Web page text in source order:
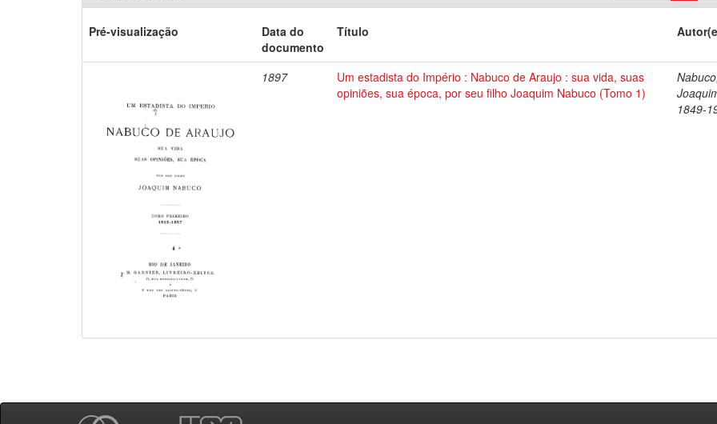
Pré-visualização
Data do
documento
Título
1897
Um estadista do Império : Nabuco de Araujo : sua vida, suas
opiniões, sua época, por seu filho Joaquim Nabuco (Tomo 1)
Nabuco,
1849-